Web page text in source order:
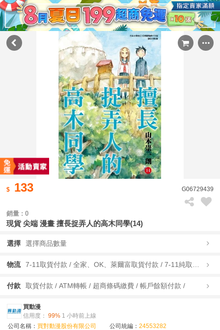
133 G06729439
銷量 : 0
現貨 尖端 漫畫 擅長捉弄人的高木同學(14)
選擇 選擇商品數量
物流
付款 取貨付款 / ATM轉帳 / 超商條碼繳費 / 帳戶餘額付款 /
買動漫
信用度： 99% 1 小時前上線
公司名稱： 買對動漫股份有限公司 公司統編： 24553282